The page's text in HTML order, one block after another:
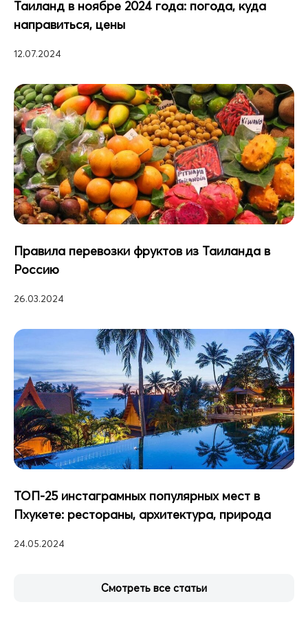
Таиланд в ноябре 2024 года: погода, куда
направиться, цены
12.07.2024
Правила перевозки фруктов из Таиланда в
Россию
26.03.2024
ТОП-25 инстаграмных популярных мест в
Пхукете: рестораны, архитектура, природа
24.05.2024
Смотреть все статьи